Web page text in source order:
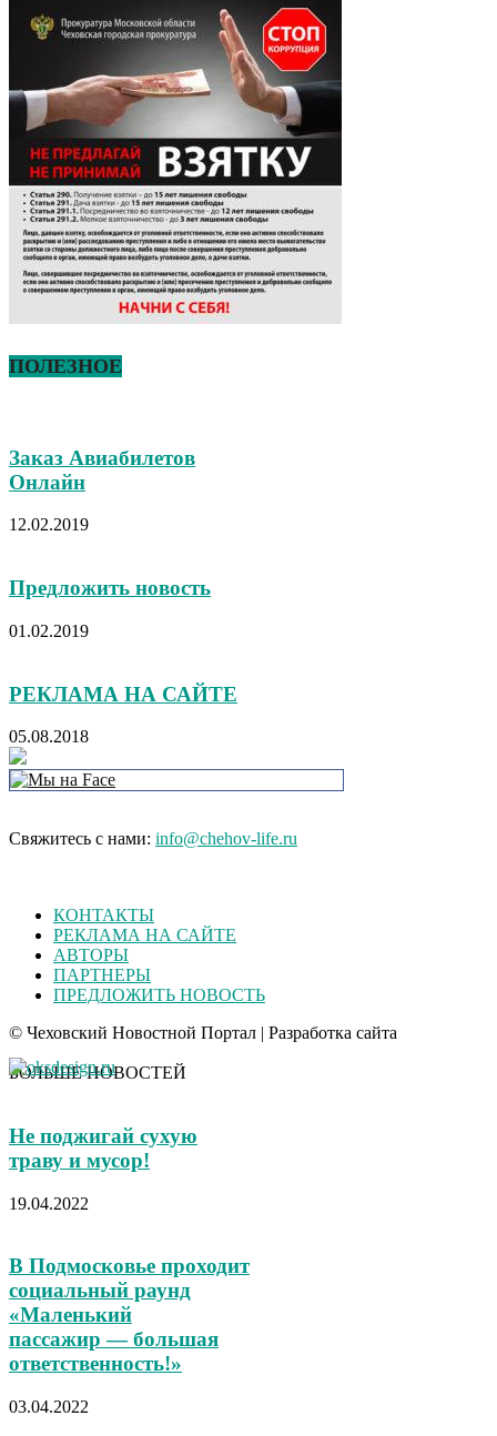
ПОЛЕЗНОЕ
Заказ Авиабилетов
Онлайн
12.02.2019
Предложить новость
01.02.2019
РЕКЛАМА НА САЙТЕ
05.08.2018
Свяжитесь с нами: info@chehov-life.ru
КОНТАКТЫ
РЕКЛАМА НА САЙТЕ
АВТОРЫ
ПАРТНЕРЫ
ПРЕДЛОЖИТЬ НОВОСТЬ
© Чеховский Новостной Портал | Разработка сайта
БОЛЬШЕ НОВОСТЕЙ
Не поджигай сухую
траву и мусор!
19.04.2022
В Подмосковье проходит
социальный раунд
«Маленький
пассажир — большая
ответственность!»
03.04.2022